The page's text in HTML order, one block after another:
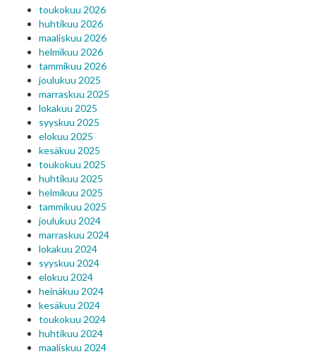
toukokuu 2026
huhtikuu 2026
maaliskuu 2026
helmikuu 2026
tammikuu 2026
joulukuu 2025
marraskuu 2025
lokakuu 2025
syyskuu 2025
elokuu 2025
kesäkuu 2025
toukokuu 2025
huhtikuu 2025
helmikuu 2025
tammikuu 2025
joulukuu 2024
marraskuu 2024
lokakuu 2024
syyskuu 2024
elokuu 2024
heinäkuu 2024
kesäkuu 2024
toukokuu 2024
huhtikuu 2024
maaliskuu 2024